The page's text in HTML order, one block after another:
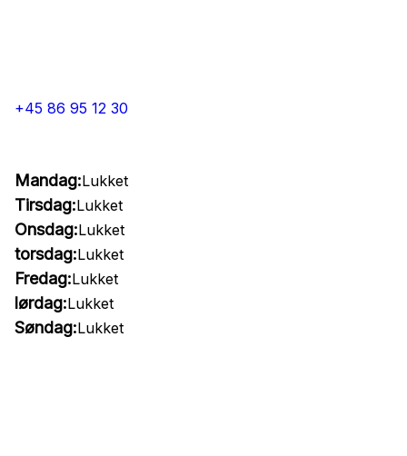
+45 86 95 12 30
Mandag:Lukket
Tirsdag:Lukket
Onsdag:Lukket
torsdag:Lukket
Fredag:Lukket
lørdag:Lukket
Søndag:Lukket